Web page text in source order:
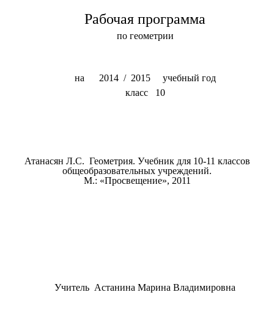
Рабочая программа
по геометрии
на 2014 / 2015 учебный год
класс 10
Атанасян Л.С. Геометрия. Учебник для 10-11 классов
общеобразовательных учреждений.
М.: «Просвещение», 2011
Учитель Астанина Марина Владимировна